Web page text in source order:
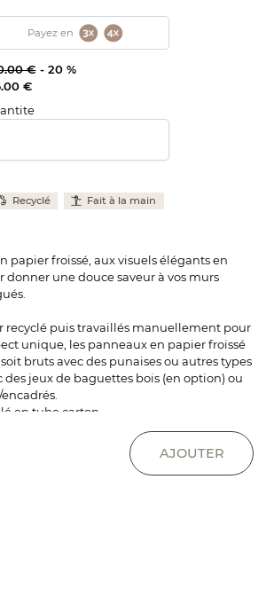
Payez en
€- 20 %
€
AJOUTER
Recyclé Fait à la main
papier froissé, aux visuels élégants en
une douce saveur à vos murs
recyclé puis travaillés manuellement pour
unique, les panneaux en papier froissé
bruts avec des punaises ou autres types
des jeux de baguettes bois (en option) ou
en tube carton.
- 120 cm